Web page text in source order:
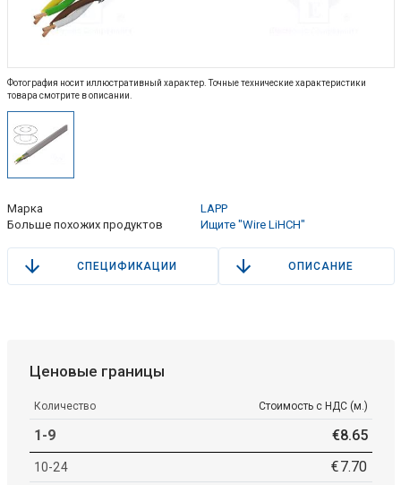
Фотография носит иллюстративный характер. Точные технические характеристики
товара смотрите в описании.
Марка
LAPP
Больше похожих продуктов
Ищите "Wire LiHCH"
СПЕЦИФИКАЦИИ ОПИСАНИЕ
Ценовые границы
Количество Стоимость с НДС (м.)
1-9 €8.65
10-24 €7.70